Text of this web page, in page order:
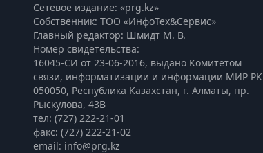
Сетевое издание: «prg.kz»
Собственник: ТОО «ИнфоТех&Сервис»
Главный редактор: Шмидт М. В.
Номер свидетельства:
16045-СИ от 23-06-2016, выдано Комитетом
связи, информатизации и информации МИР РК
050050, Республика Казахстан, г. Алматы, пр.
Рыскулова, 43В
тел: (727) 222-21-01
факс: (727) 222-21-02
email: info@prg.kz